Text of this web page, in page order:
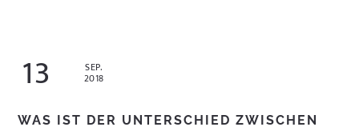
SEP.
13 2018
WAS IST DER UNTERSCHIED ZWISCHEN